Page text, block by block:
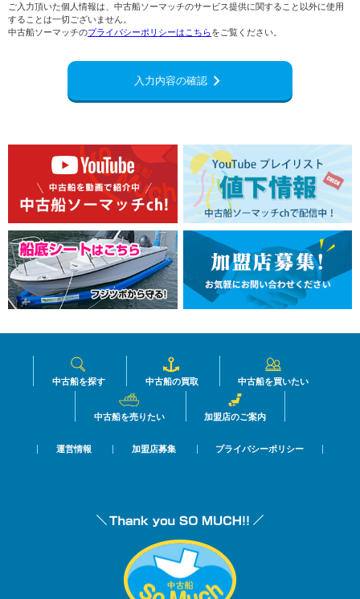
ご入力頂いた個人情報は、中古船ソーマッチのサービス提供に関すること以外に使用
することは一切ございません。
中古船ソーマッチのプライバシーポリシーはこちらをご覧ください。
入力内容の確認chevron_right
中古船を探す 中古船の買取 中古船を買いたい
中古船を売りたい 加盟店のご案内
運営情報 加盟店募集 プライバシーポリシー